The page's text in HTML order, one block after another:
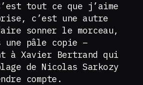
tout ce que j’aime
c’est une autre
sonner le morceau,
une pâle copie –
à Xavier Bertrand qui
de Nicolas Sarkozy
compte.